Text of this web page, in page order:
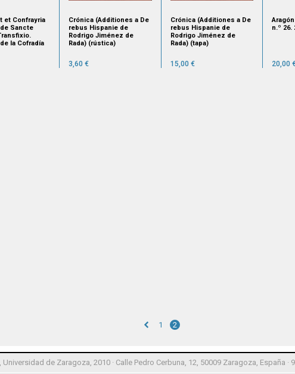
et Confrayria
Sancte
la Cofradía
Crónica (Additiones a De
rebus Hispanie de
Rodrigo Jiménez de
Rada) (rústica)
3,60 €
Crónica (Additiones a De
rebus Hispanie de
Rodrigo Jiménez de
Rada) (tapa)
15,00 €
n.º 26.
20,00
1 2
de Zaragoza, 2010 · Calle Pedro Cerbuna, 12, 50009 Zaragoza, España ·